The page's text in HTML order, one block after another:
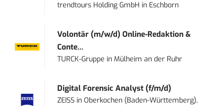
trendtours Holding GmbH in Eschborn
Volontär (m/w/d) Online-Redaktion &
Conte...
TURCK-Gruppe inMülheim an der Ruhr
Digital Forensic Analyst (f/m/d)
ZEISS inOberkochen (Baden-Württemberg),